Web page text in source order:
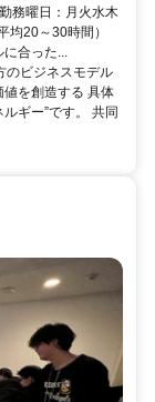
務曜日：月火水木
均20～30時間）
に合った...
ジネスモデル
を創造する 具体
ギー”です。 共同